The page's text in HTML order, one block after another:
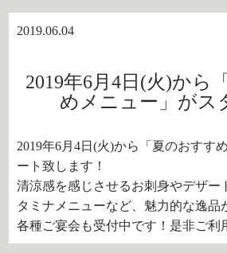
2019.06.04
2019年6月4日(火)から
めメニュー」がス
2019年6月4日(火)から「夏のおすす
ート致します！
清涼感を感じさせるお刺身やデザー
タミナメニューなど、魅力的な逸品
各種ご宴会も受付中です！是非ご利